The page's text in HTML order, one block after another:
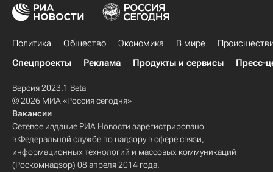
Политика Общество Экономика В мире
Спецпроекты
Реклама Продукты и сервисы Пресс-
Версия 2023.1 Beta
© 2026 МИА «Россия сегодня»
Вакансии
Сетевое издание РИА Новости зарегистрировано
в Федеральной службе по надзору в сфере связи,
информационных технологий и массовых коммуникаций
(Роскомнадзор) 08 апреля 2014 года.